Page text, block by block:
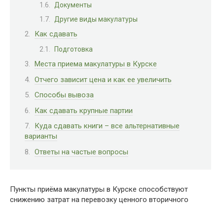
Документы
Другие виды макулатуры
Как сдавать
Подготовка
Места приема макулатуры в Курске
Отчего зависит цена и как ее увеличить
Способы вывоза
Как сдавать крупные партии
Куда сдавать книги – все альтернативные
варианты
Ответы на частые вопросы
Пункты приёма макулатуры в Курске способствуют
снижению затрат на перевозку ценного вторичного